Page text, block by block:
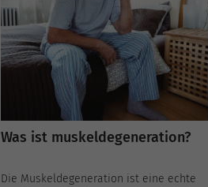
Was ist muskeldegeneration?
Die Muskeldegeneration ist eine echte